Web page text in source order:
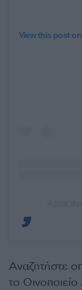
View this post
Αναζητήστε
το